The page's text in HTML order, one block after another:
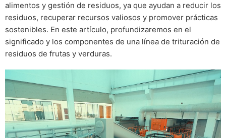
alimentos y gestión de residuos, ya que ayudan a reducir los
residuos, recuperar recursos valiosos y promover prácticas
sostenibles. En este artículo, profundizaremos en el
significado y los componentes de una línea de trituración de
residuos de frutas y verduras.